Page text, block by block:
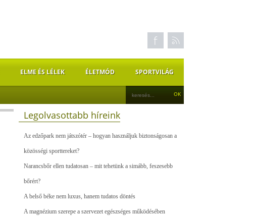
ELME ÉS LÉLEK ÉLETMÓD SPORTVILÁG
Legolvasottabb híreink
Az edzőpark nem játszótér – hogyan használjuk biztonságosan a
közösségi sporttereket?
Narancsbőr ellen tudatosan – mit tehetünk a simább, feszesebb
bőrért?
A belső béke nem luxus, hanem tudatos döntés
A magnézium szerepe a szervezet egészséges működésében